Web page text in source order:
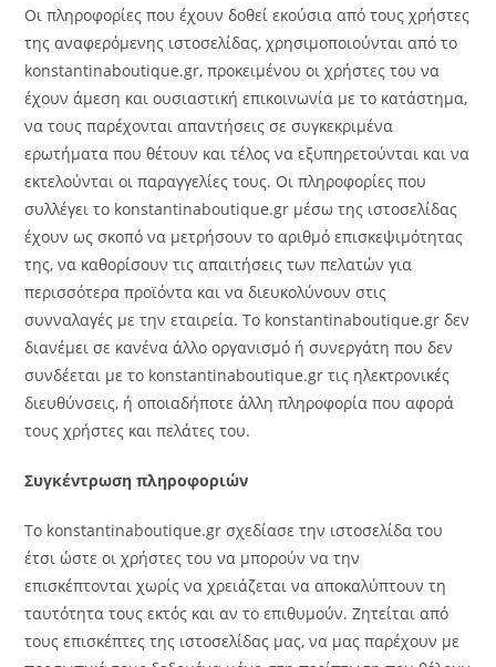
Οι πληροφορίες που έχουν δοθεί εκούσια από τους χρήστες
της αναφερόμενης ιστοσελίδας, χρησιμοποιούνται από το
konstantinaboutique.gr, προκειμένου οι χρήστες του να
έχουν άμεση και ουσιαστική επικοινωνία με το κατάστημα,
να τους παρέχονται απαντήσεις σε συγκεκριμένα
ερωτήματα που θέτουν και τέλος να εξυπηρετούνται και να
εκτελούνται οι παραγγελίες τους. Οι πληροφορίες που
συλλέγει το konstantinaboutique.gr μέσω της ιστοσελίδας
έχουν ως σκοπό να μετρήσουν το αριθμό επισκεψιμότητας
της, να καθορίσουν τις απαιτήσεις των πελατών για
περισσότερα προϊόντα και να διευκολύνουν στις
συνναλαγές με την εταιρεία. Το konstantinaboutique.gr δεν
διανέμει σε κανένα άλλο οργανισμό ή συνεργάτη που δεν
συνδέεται με το konstantinaboutique.gr τις ηλεκτρονικές
διευθύνσεις, ή οποιαδήποτε άλλη πληροφορία που αφορά
τους χρήστες και πελάτες του.
Συγκέντρωση πληροφοριών
Το konstantinaboutique.gr σχεδίασε την ιστοσελίδα του
έτσι ώστε οι χρήστες του να μπορούν να την
επισκέπτονται χωρίς να χρειάζεται να αποκαλύπτουν τη
ταυτότητα τους εκτός και αν το επιθυμούν. Ζητείται από
τους επισκέπτες της ιστοσελίδας μας, να μας παρέχουν με